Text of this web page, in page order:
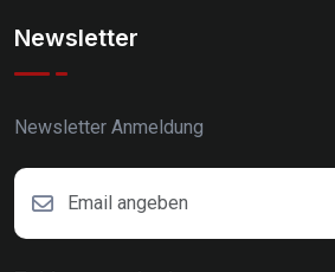
Newsletter
Newsletter Anmeldung